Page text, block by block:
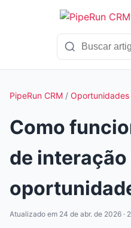
PipeRun CRM / Oportunidades
Como
de interação
Atualizado em 24 de abr. de 2026 ·